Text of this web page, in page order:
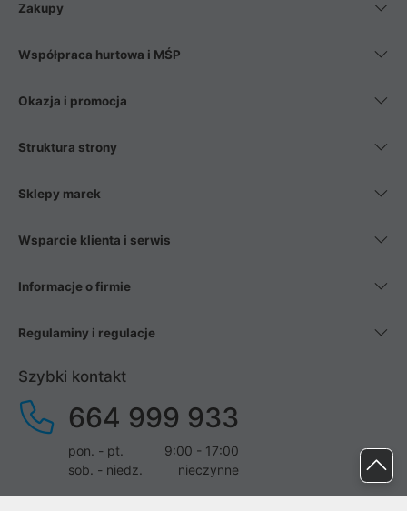
Zakupy
Współpraca hurtowa i MŚP
Okazja i promocja
Struktura strony
Sklepy marek
Wsparcie klienta i serwis
Informacje o firmie
Regulaminy i regulacje
Szybki kontakt
664 999 933
pon. - pt.
9:00 - 17:00
sob. - niedz.
nieczynne